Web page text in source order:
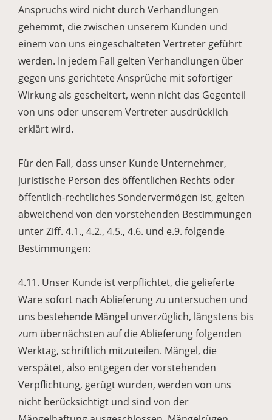
Anspruchs wird nicht durch Verhandlungen
gehemmt, die zwischen unserem Kunden und
einem von uns eingeschalteten Vertreter geführt
werden. In jedem Fall gelten Verhandlungen über
gegen uns gerichtete Ansprüche mit sofortiger
Wirkung als gescheitert, wenn nicht das Gegenteil
von uns oder unserem Vertreter ausdrücklich
erklärt wird.
Für den Fall, dass unser Kunde Unternehmer,
juristische Person des öffentlichen Rechts oder
öffentlich-rechtliches Sondervermögen ist, gelten
abweichend von den vorstehenden Bestimmungen
unter Ziff. 4.1., 4.2., 4.5., 4.6. und e.9. folgende
Bestimmungen:
4.11. Unser Kunde ist verpflichtet, die gelieferte
Ware sofort nach Ablieferung zu untersuchen und
uns bestehende Mängel unverzüglich, längstens bis
zum übernächsten auf die Ablieferung folgenden
Werktag, schriftlich mitzuteilen. Mängel, die
verspätet, also entgegen der vorstehenden
Verpflichtung, gerügt wurden, werden von uns
nicht berücksichtigt und sind von der